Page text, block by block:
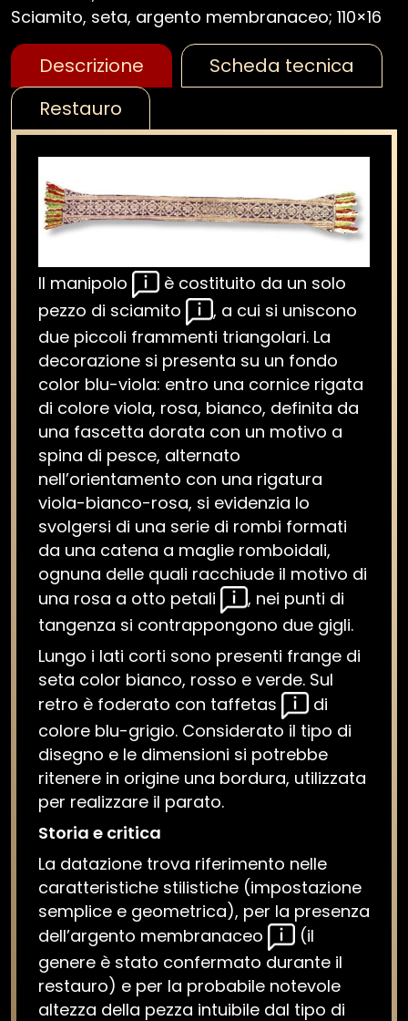
Sciamito, seta, argento membranaceo; 110×16
Descrizione
Scheda tecnica
Restauro
Il manipolo
è costituito da un solo
pezzo di sciamito
, a cui si uniscono
due piccoli frammenti triangolari. La
decorazione si presenta su un fondo
color blu-viola: entro una cornice rigata
di colore viola, rosa, bianco, definita da
una fascetta dorata con un motivo a
spina di pesce, alternato
nell’orientamento con una rigatura
viola-bianco-rosa, si evidenzia lo
svolgersi di una serie di rombi formati
da una catena a maglie romboidali,
ognuna delle quali racchiude il motivo di
una rosa a otto petali
, nei punti di
tangenza si contrappongono due gigli.
Lungo i lati corti sono presenti frange di
seta color bianco, rosso e verde. Sul
retro è foderato con taffetas
di
colore blu-grigio. Considerato il tipo di
disegno e le dimensioni si potrebbe
ritenere in origine una bordura, utilizzata
per realizzare il parato.
Storia e critica
La datazione trova riferimento nelle
caratteristiche stilistiche (impostazione
semplice e geometrica), per la presenza
dell’argento membranaceo
(il
genere è stato confermato durante il
restauro) e per la probabile notevole
altezza della pezza intuibile dal tipo di